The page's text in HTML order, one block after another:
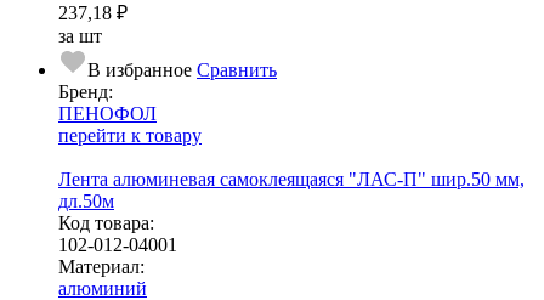
237,18 ₽
за шт
В избранное Сравнить
Бренд:
ПЕНОФОЛ
перейти к товару
Лента алюминевая самоклеящаяся "ЛАС-П" шир.50 мм,
дл.50м
Код товара:
102-012-04001
Ма­­те­­ри­­ал:
алюминий